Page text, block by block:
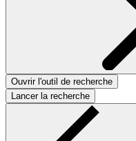
Ouvrir l'outil de recherche
Lancer la recherche